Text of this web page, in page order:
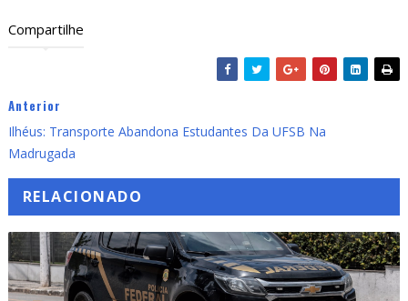
Compartilhe
Anterior
Ilhéus: Transporte Abandona Estudantes Da UFSB Na
Madrugada
RELACIONADO